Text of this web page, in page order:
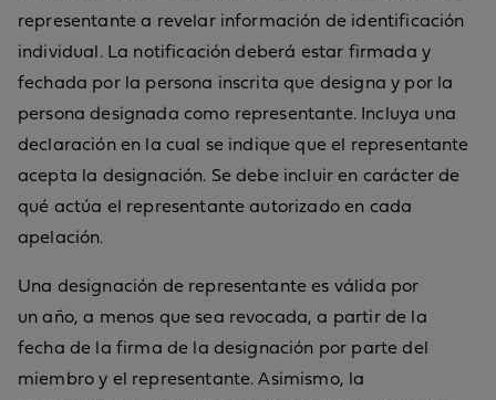
representante a revelar información de identificación
individual. La notificación deberá estar firmada y
fechada por la persona inscrita que designa y por la
persona designada como representante. Incluya una
declaración en la cual se indique que el representante
acepta la designación. Se debe incluir en carácter de
qué actúa el representante autorizado en cada
apelación.
Una designación de representante es válida por
un año, a menos que sea revocada, a partir de la
fecha de la firma de la designación por parte del
miembro y el representante. Asimismo, la